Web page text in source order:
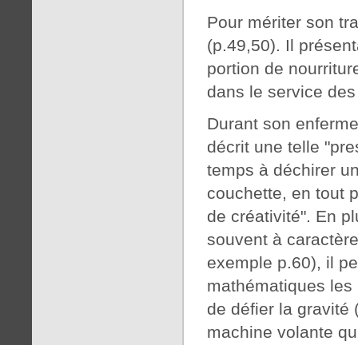
Pour mériter son
(p.49,50). Il
portion de
dans le service
Durant son
décrit une telle
temps à déchirer
couchette, en tout
de créativité". En
souvent à
exemple p.60), il
mathématiques
de défier la gravité
machine volante